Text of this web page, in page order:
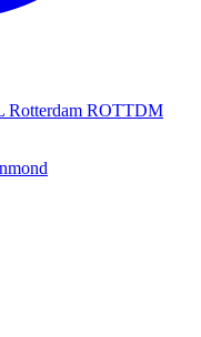
Rotterdam ROTTDM